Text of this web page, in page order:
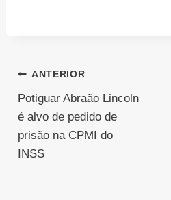
Navegação
de
Post
ANTERIOR
Potiguar Abraão Lincoln
é alvo de pedido de
prisão na CPMI do
INSS